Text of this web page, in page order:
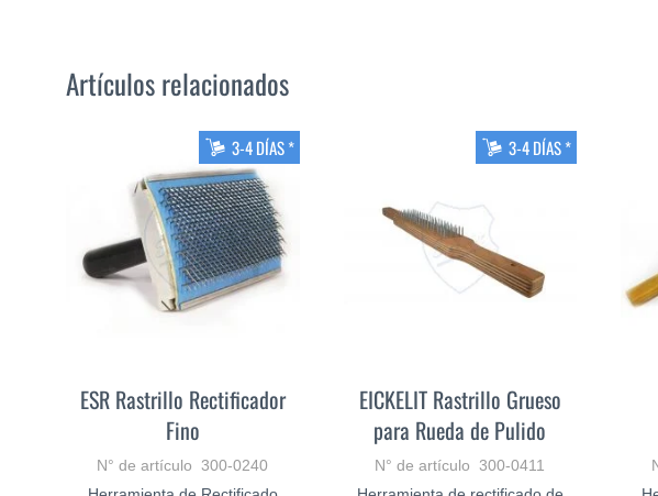
Artículos relacionados
3-4 DÍAS *
ESR Rastrillo Rectificador
Fino
N° de artículo 300-0240
3-4 DÍAS *
EICKELIT Rastrillo Grueso
para Rueda de Pulido
N° de artículo 300-0411